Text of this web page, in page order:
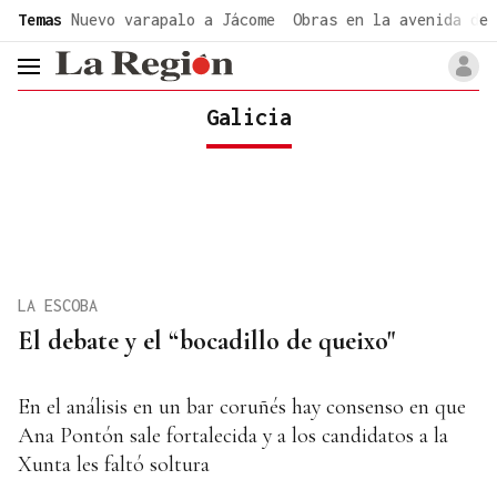
Temas Nuevo varapalo a Jácome Obras en la avenida de
header.menu.open
Galicia
El debate y el “bocadillo de queixo"
LA ESCOBA
En el análisis en un bar coruñés hay consenso en que
Ana Pontón sale fortalecida y a los candidatos a la
Xunta les faltó soltura